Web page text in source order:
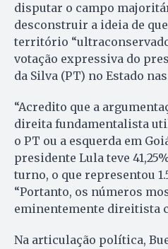
disputar o campo
desconstruir a ideia de
território
votação expressiva do
da Silva (PT) no Estado
“Acredito que a
direita fundamentalista
o PT ou a esquerda em
presidente Lula teve
turno, o que representou
“Portanto, os números
eminentemente direitista
Na articulação política,